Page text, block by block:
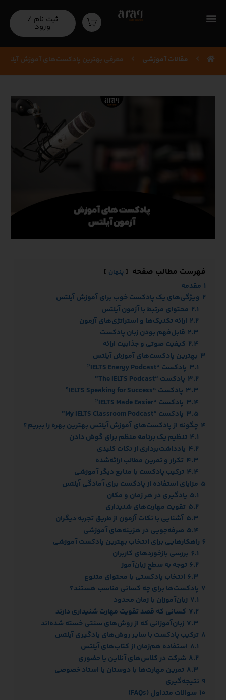
ثبت نام /
ورود
معرفی بهترین پادکست‌های آموزش
آیلتس
مقالات آموزشی‌ معرفی بهترین پادکست‌های آموزش آیلتس
فهرست مطالب صفحه پنهان
1 مقدمه
2 ویژگی‌های یک پادکست خوب برای آموزش آیلتس
2.1 محتوای مرتبط با آزمون آیلتس
2.2 ارائه تکنیک‌ها و استراتژی‌های آزمون
2.3 قابل‌فهم بودن زبان پادکست
2.4 کیفیت صوتی و جذابیت ارائه
3 بهترین پادکست‌های آموزش آیلتس
3.1 پادکست “IELTS Energy Podcast”
3.2 پادکست “The IELTS Podcast”
3.3 پادکست “IELTS Speaking for Success”
3.4 پادکست “IELTS Made Easier”
3.5 پادکست “My IELTS Classroom Podcast”
4 چگونه از پادکست‌های آموزش آیلتس بهترین بهره را ببریم؟
4.1 تنظیم یک برنامه منظم برای گوش دادن
4.2 یادداشت‌برداری از نکات کلیدی
4.3 تکرار و تمرین مطالب ارائه‌شده
4.4 ترکیب پادکست با منابع دیگر آموزشی
5 مزایای استفاده از پادکست برای آمادگی آیلتس
5.1 یادگیری در هر زمان و مکان
5.2 تقویت مهارت‌های شنیداری
5.3 آشنایی با نکات آزمون از طریق تجربه دیگران
5.4 صرفه‌جویی در هزینه‌های آموزشی
6 راهکارهایی برای انتخاب بهترین پادکست آموزشی
6.1 بررسی بازخوردهای کاربران
6.2 توجه به سطح زبان‌آموز
6.3 انتخاب پادکستی با محتوای متنوع
7 پادکست‌ها برای چه کسانی مناسب هستند؟
7.1 زبان‌آموزان با زمان محدود
7.2 کسانی که قصد تقویت مهارت شنیداری دارند
7.3 زبان‌آموزانی که از روش‌های سنتی خسته شده‌اند
8 ترکیب پادکست با سایر روش‌های یادگیری آیلتس
8.1 استفاده هم‌زمان از کتاب‌های آیلتس
8.2 شرکت در کلاس‌های آنلاین یا حضوری
8.3 تمرین مهارت‌ها با دوستان یا استاد خصوصی
9 نتیجه‌گیری
10 سوالات متداول (FAQs)